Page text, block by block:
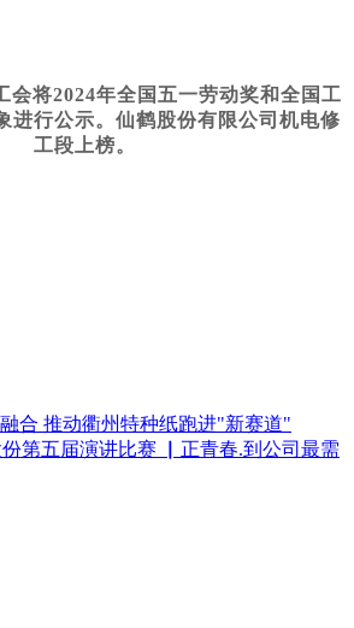
会将2024年全国五一劳动奖和全国工
进行公示。仙鹤股份有限公司机电修
工段上榜。
合 推动衢州特种纸跑进"新赛道"
份第五届演讲比赛 ▏正青春.到公司最需